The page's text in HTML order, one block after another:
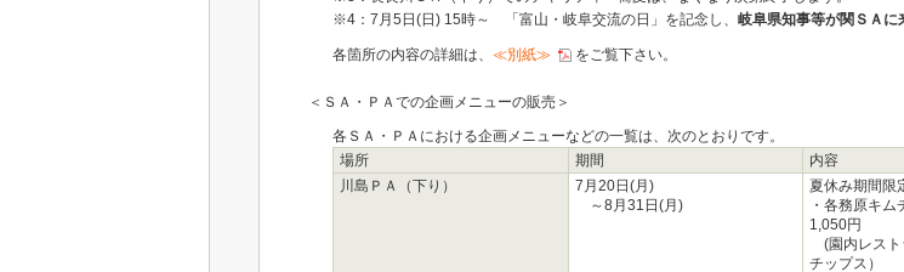
※4：7月5日(日) 15時～ 「富山・岐阜交流の日」を記念し、 岐阜県知事等が関ＳＡに
各箇所の内容の詳細は、 ≪別紙≫ をご覧下さい。
＜ＳＡ・ＰＡでの企画メニューの販売＞
各ＳＡ・ＰＡにおける企画メニューなどの一覧は、次のとおりです。
場所
期間
内容
川島ＰＡ（下り）
7月20日(月)
～8月31日(月)
夏休み期間限
・各務原キ
1,050円
(園内レスト
チップス）